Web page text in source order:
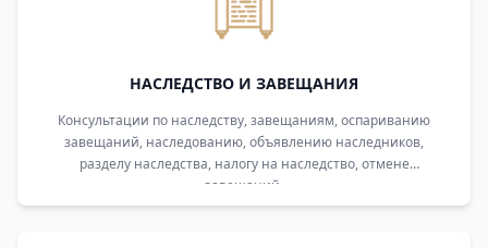
НАСЛЕДСТВО И ЗАВЕЩАНИЯ
Консультации по наследству, завещаниям, оспариванию
завещаний, наследованию, объявлению наследников,
разделу наследства, налогу на наследство, отмене
завещаний.